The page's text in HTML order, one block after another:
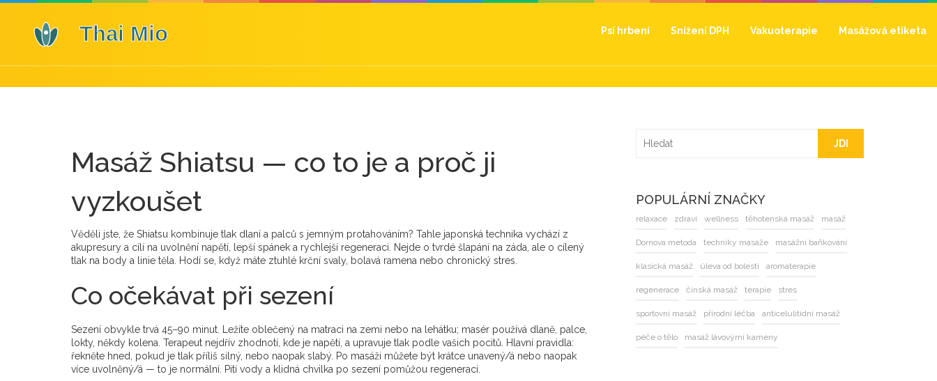
Psí hrbení Snížení DPH Vakuoterapie Masážová etiketa
Masáž Shiatsu — co to je a proč ji
vyzkoušet
Věděli jste, že Shiatsu kombinuje tlak dlaní a palců s jemným protahováním? Tahle japonská technika vychází z
akupresury a cílí na uvolnění napětí, lepší spánek a rychlejší regeneraci. Nejde o tvrdé šlapání na záda, ale o cílený
tlak na body a linie těla. Hodí se, když máte ztuhlé krční svaly, bolavá ramena nebo chronický stres.
Co očekávat při sezení
Sezení obvykle trvá 45–90 minut. Ležíte oblečený na matraci na zemi nebo na lehátku; masér používá dlaně, palce,
lokty, někdy kolena. Terapeut nejdřív zhodnotí, kde je napětí, a upravuje tlak podle vašich pocitů. Hlavní pravidla:
řekněte hned, pokud je tlak příliš silný, nebo naopak slabý. Po masáži můžete být krátce unavený/á nebo naopak
více uvolněný/á — to je normální. Pití vody a klidná chvilka po sezení pomůžou regeneraci.
JDI
POPULÁRNÍ ZNAČKY
relaxace zdraví wellness těhotenská masáž masáž
Dornova metoda techniky masáže masážní baňkování
klasická masáž úleva od bolesti aromaterapie
regenerace čínská masáž terapie stres
sportovní masáž přírodní léčba anticelulitidní masáž
péče o tělo masáž lávovými kameny